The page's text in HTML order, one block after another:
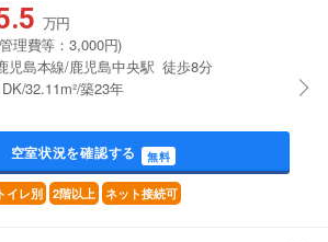
万円
理費等：3,000円)
児島本線/鹿児島中央駅 徒歩8分
32.11m²/築23年
空室状況を確認する 無料
イレ別 2階以上 ネット接続可